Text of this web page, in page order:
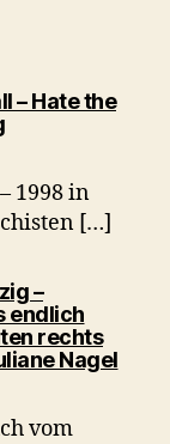
– Hate the
sagt:
1998 in
[…]
–
endlich
rechts
Nagelsagt:
vom